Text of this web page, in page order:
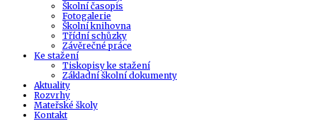
Školní časopis
Fotogalerie
Školní knihovna
Třídní schůzky
Závěrečné práce
Ke stažení
Tiskopisy ke stažení
Základní školní dokumenty
Aktuality
Rozvrhy
Mateřské školy
Kontakt